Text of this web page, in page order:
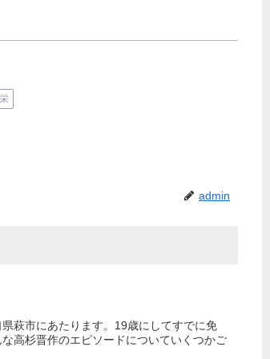
admin
萩市にあたります。19歳にしてすでに免
高杉晋作のエピソードについていくつかご